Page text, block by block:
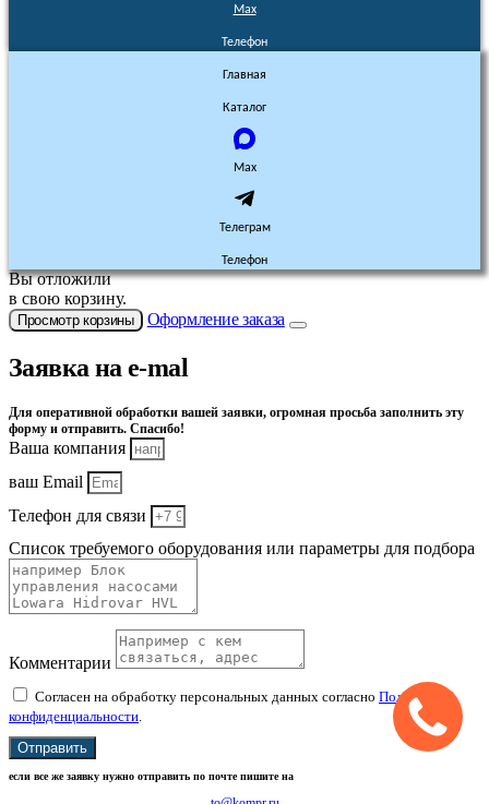
Max
Телефон
Главная
Каталог
Max
Телеграм
Телефон
Вы отложили
в свою корзину.
Просмотр корзины Оформление заказа
Заявка на e-mal
Для оперативной обработки вашей заявки, огромная просьба заполнить эту
форму и отправить. Спасибо!
Ваша компания
ваш Email
Телефон для связи
Список требуемого оборудования или параметры для подбора
Комментарии
Согласен на обработку персональных данных согласно Политике
конфиденциальности.
Отправить
если все же заявку нужно отправить по почте пишите на